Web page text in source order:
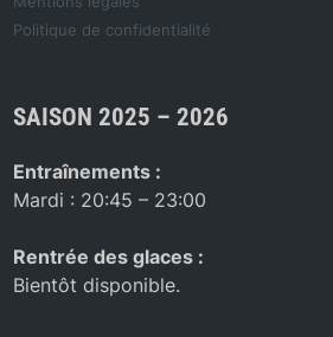
Politique de confidentialité
SAISON 2025 – 2026
Entraînements :
Mardi : 20:45 – 23:00
Rentrée des glaces :
Bientôt disponible.